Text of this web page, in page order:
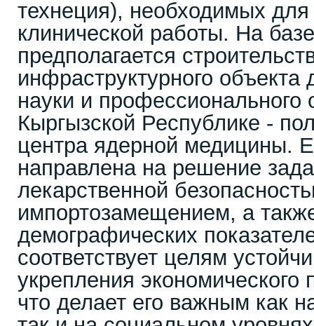
технеция), необходимых
клинической работы. На
предполагается
инфраструктурного
науки и профессионального
Кыргызской Республике -
центра ядерной медицины.
направлена на решение
лекарственной
импортозамещением, а
демографических
соответствует целям
укрепления экономического
что делает его важным как